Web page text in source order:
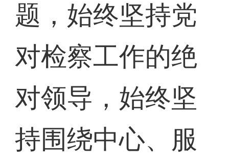
题，始终坚持党
对检察工作的绝
对领导，始终坚
持围绕中心、服